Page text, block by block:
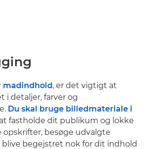
madindhold, er det vigtigt at
i detaljer, farver og
Du skal bruge billedmateriale i
fastholde dit publikum og lokke
opskrifter, besøge udvalgte
blive begejstret nok for dit indhold